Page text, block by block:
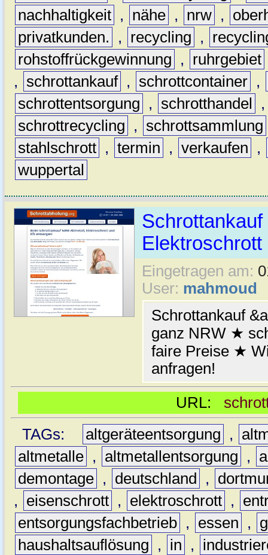
nachhaltigkeit , nähe , nrw ,
privatkunden.
, recycling ,
rohstoffrückgewinnung
, ruhrgebiet
,
schrottankauf , schrottcontainer ,
schrottentsorgung
, schrotthandel
schrottrecycling
, schrottsammlung
stahlschrott , termin , verkaufen
,
wuppertal
Schrottankauf
Elektroschrott
Eingetragen am:
User: mahmoud
Schrottankauf
ganz NRW ★
faire Preise ★
anfragen!
URL:
TAGs:
altgeräteentsorgung ,
altmetalle , altmetallentsorgung ,
demontage , deutschland ,
,
eisenschrott , elektroschrott ,
entsorgungsfachbetrieb , essen ,
haushaltsauflösung
, in ,